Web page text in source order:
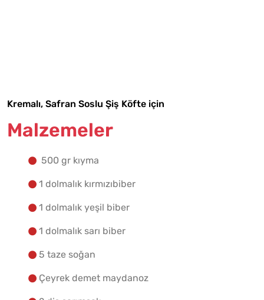
Kremalı, Safran Soslu Şiş Köfte için
Malzemeler
500 gr kıyma
1 dolmalık kırmızıbiber
1 dolmalık yeşil biber
1 dolmalık sarı biber
5 taze soğan
Çeyrek demet maydanoz